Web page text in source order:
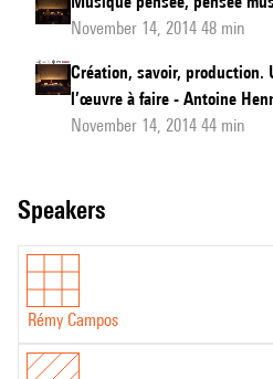
November 14, 2014 48 min
Création, savoir, production.
l’œuvre à faire - Antoine
November 14, 2014 44 min
speakers
Rémy Campos